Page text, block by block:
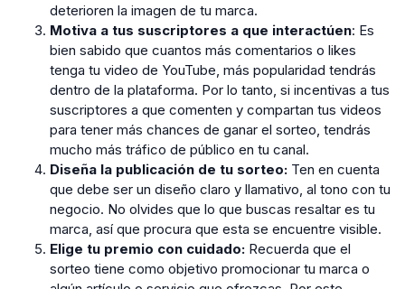
deterioren la imagen de tu marca.
Motiva a tus suscriptores a que interactúen: Es
bien sabido que cuantos más comentarios o likes
tenga tu video de YouTube, más popularidad tendrás
dentro de la plataforma. Por lo tanto, si incentivas a tus
suscriptores a que comenten y compartan tus videos
para tener más chances de ganar el sorteo, tendrás
mucho más tráfico de público en tu canal.
Diseña la publicación de tu sorteo: Ten en cuenta
que debe ser un diseño claro y llamativo, al tono con tu
negocio. No olvides que lo que buscas resaltar es tu
marca, así que procura que esta se encuentre visible.
Elige tu premio con cuidado: Recuerda que el
sorteo tiene como objetivo promocionar tu marca o